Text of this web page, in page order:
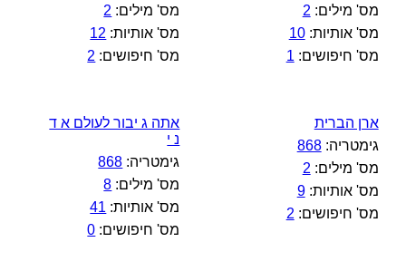
מס' מילים: 2
מס' אותיות:10
מס' חיפושים: 1
מס' מילים: 2
מס' אותיות: 12
מס' חיפושים: 2
ארן הברית
גימטריה:868
מס' מילים: 2
מס' אותיות:9
מס' חיפושים: 2
אתה ג יבור לעולם א ד
נ י
גימטריה: 868
מס' מילים: 8
מס' אותיות: 41
מס' חיפושים: 0